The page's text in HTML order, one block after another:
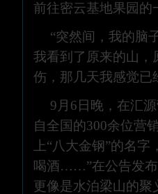
前往密云基地果园的
“突然间，我的脑
我看到了原来的山，
伤，那几天我感觉已
9月6日晚，在汇
自全国的300余位营
上“八大金钢”的名
喝酒……”在公告发布
更像是水泊梁山的聚